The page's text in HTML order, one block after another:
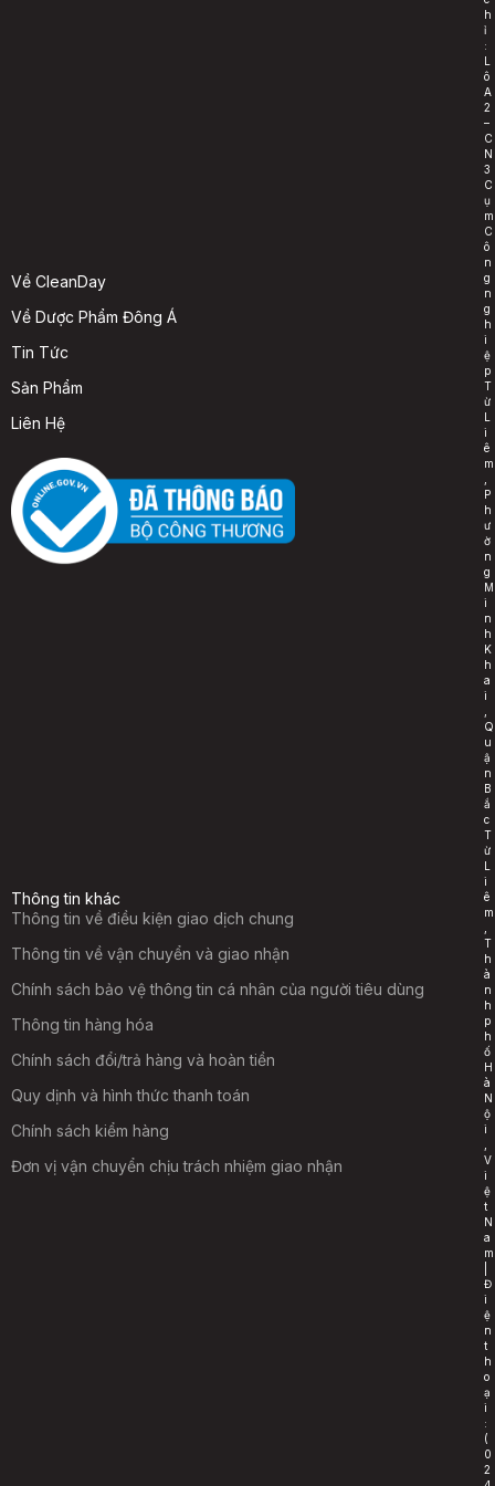
Về CleanDay
Về Dược Phẩm Đông Á
Tin Tức
Sản Phẩm
Liên Hệ
Thông tin khác
Thông tin về điều kiện giao dịch chung
Thông tin về vận chuyển và giao nhận
Chính sách bảo vệ thông tin cá nhân của người tiêu dùng
Thông tin hàng hóa
Chính sách đổi/trả hàng và hoàn tiền
Quy dịnh và hình thức thanh toán
Chính sách kiểm hàng
Đơn vị vận chuyển chịu trách nhiệm giao nhận
h
ỉ
:
L
ô
A
2
–
C
N
3
C
ụ
m
C
ô
n
g
n
g
h
i
ệ
p
T
ừ
L
i
ê
m
P
h
ư
ờ
n
g
M
i
n
h
K
h
a
i
Q
u
ậ
n
B
ắ
c
T
ừ
L
i
ê
m
T
h
à
n
h
p
h
ố
H
à
N
ộ
i
V
i
ệ
t
N
a
m
Đ
i
ệ
n
t
h
o
ạ
i
:
(
0
2